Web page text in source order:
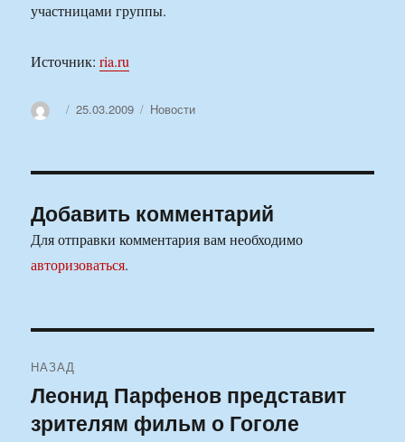
участницами группы.
Источник:ria.ru
АвторОпубликовано
25.03.2009 Рубрики
Новости
Добавить комментарий
Для отправки комментария вам необходимо
авторизоваться.
по
записям
НАЗАД
Предыдущая
запись:
Леонид Парфенов представит
зрителям фильм о Гоголе